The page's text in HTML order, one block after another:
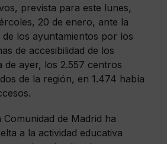
prevista para este lunes,
20 de enero, ante la
los ayuntamientos por los
de accesibilidad de los
de ayer, los 2.557 centros
de la región, en 1.474 había
de Madrid ha
a la actividad educativa